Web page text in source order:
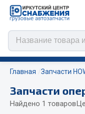
Цепи
Главная Запчасти
Запчасти
Найдено 1 товаров